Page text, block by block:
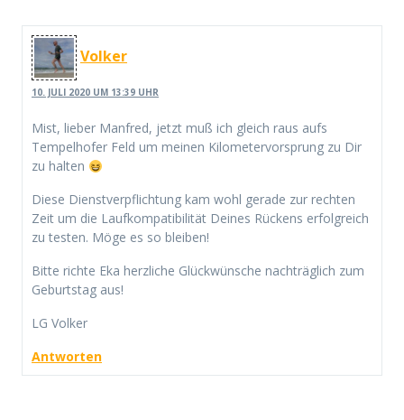
Volker
10. JULI 2020 UM 13:39 UHR
Mist, lieber Manfred, jetzt muß ich gleich raus aufs
Tempelhofer Feld um meinen Kilometervorsprung zu Dir
zu halten
Diese Dienstverpflichtung kam wohl gerade zur rechten
Zeit um die Laufkompatibilität Deines Rückens erfolgreich
zu testen. Möge es so bleiben!
Bitte richte Eka herzliche Glückwünsche nachträglich zum
Geburtstag aus!
LG Volker
Antworten